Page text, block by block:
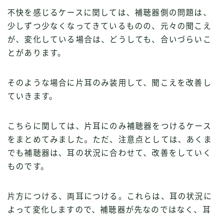
不快を感じるケースに関しては、補聴器側の問題は、
少しずつ少なくなってきているものの、元々の聞こえ
が、変化している場合は、どうしても、合いづらいこ
とがあります。
そのような場合に片耳のみ装用して、聞こえを改善し
ていきます。
こちらに関しては、片耳にのみ補聴器をつけるケース
をまとめてみました。ただ、注意点としては、あくま
でも補聴器は、耳の状況に合わせて、改善をしていく
ものです。
片方につける、両耳につける。これらは、耳の状況に
よって変化しますので、補聴器が先なのではなく、耳